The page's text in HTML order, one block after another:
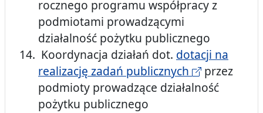
rocznego programu współpracy z
podmiotami prowadzącymi
działalność pożytku publicznego
Koordynacja działań dot. dotacji na
realizację zadań publicznych
przez
podmioty prowadzące działalność
pożytku publicznego